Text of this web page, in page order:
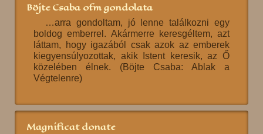
Böjte Csaba ofm gondolata
…arra gondoltam, jó lenne találkozni egy
boldog emberrel. Akármerre keresgéltem, azt
láttam, hogy igazából csak azok az emberek
kiegyensúlyozottak, akik Istent keresik, az Ő
közelében élnek. (Böjte Csaba: Ablak a
Végtelenre)
Magnificat donate